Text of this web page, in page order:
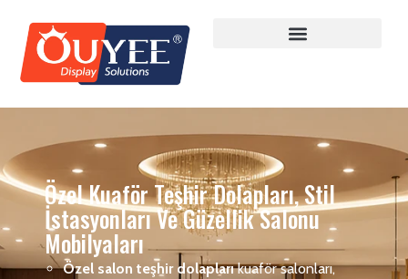
Özel Kuaför Teşhir Dolapları, Stil
İstasyonları Ve Güzellik Salonu
Mobilyaları
Özel salon teşhir dolaplarıkuaför salonları,